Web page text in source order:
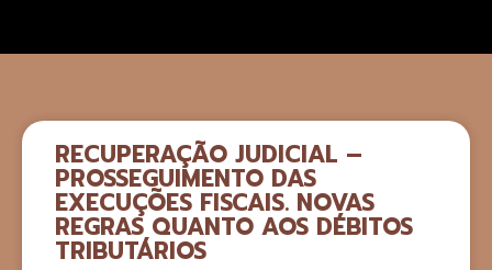
RECUPERAÇÃO JUDICIAL –
PROSSEGUIMENTO DAS
EXECUÇÕES FISCAIS. NOVAS
REGRAS QUANTO AOS DÉBITOS
TRIBUTÁRIOS